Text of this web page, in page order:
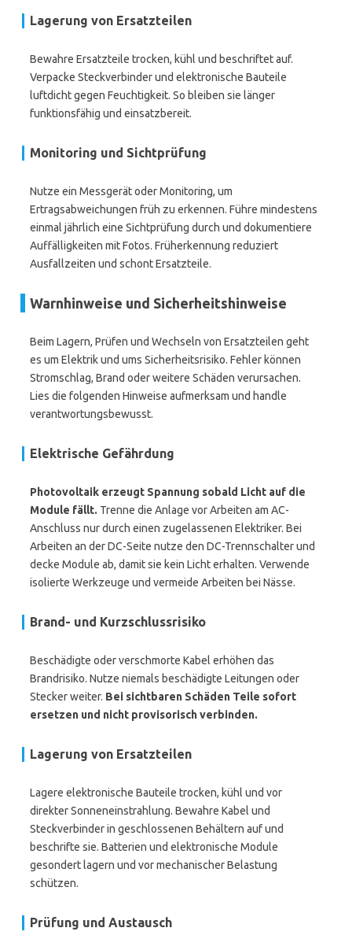
Lagerung von Ersatzteilen
Bewahre Ersatzteile trocken, kühl und beschriftet auf.
Verpacke Steckverbinder und elektronische Bauteile
luftdicht gegen Feuchtigkeit. So bleiben sie länger
funktionsfähig und einsatzbereit.
Monitoring und Sichtprüfung
Nutze ein Messgerät oder Monitoring, um
Ertragsabweichungen früh zu erkennen. Führe mindestens
einmal jährlich eine Sichtprüfung durch und dokumentiere
Auffälligkeiten mit Fotos. Früherkennung reduziert
Ausfallzeiten und schont Ersatzteile.
Warnhinweise und Sicherheitshinweise
Beim Lagern, Prüfen und Wechseln von Ersatzteilen geht
es um Elektrik und ums Sicherheitsrisiko. Fehler können
Stromschlag, Brand oder weitere Schäden verursachen.
Lies die folgenden Hinweise aufmerksam und handle
verantwortungsbewusst.
Elektrische Gefährdung
Photovoltaik erzeugt Spannung sobald Licht auf die
Module fällt. Trenne die Anlage vor Arbeiten am AC-
Anschluss nur durch einen zugelassenen Elektriker. Bei
Arbeiten an der DC-Seite nutze den DC-Trennschalter und
decke Module ab, damit sie kein Licht erhalten. Verwende
isolierte Werkzeuge und vermeide Arbeiten bei Nässe.
Brand- und Kurzschlussrisiko
Beschädigte oder verschmorte Kabel erhöhen das
Brandrisiko. Nutze niemals beschädigte Leitungen oder
Stecker weiter. Bei sichtbaren Schäden Teile sofort
ersetzen und nicht provisorisch verbinden.
Lagerung von Ersatzteilen
Lagere elektronische Bauteile trocken, kühl und vor
direkter Sonneneinstrahlung. Bewahre Kabel und
Steckverbinder in geschlossenen Behältern auf und
beschrifte sie. Batterien und elektronische Module
gesondert lagern und vor mechanischer Belastung
schützen.
Prüfung und Austausch